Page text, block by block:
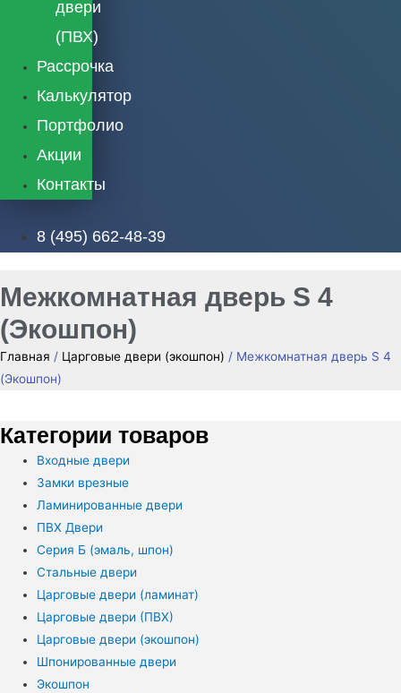
двери
(ПВХ)
Рассрочка
Калькулятор
Портфолио
Акции
Контакты
8 (495) 662-48-39
Межкомнатная дверь S 4
(Экошпон)
Главная / Царговые двери (экошпон) / Межкомнатная дверь S 4
(Экошпон)
Категории товаров
Входные двери
Замки врезные
Ламинированные двери
ПВХ Двери
Серия Б (эмаль, шпон)
Стальные двери
Царговые двери (ламинат)
Царговые двери (ПВХ)
Царговые двери (экошпон)
Шпонированные двери
Экошпон